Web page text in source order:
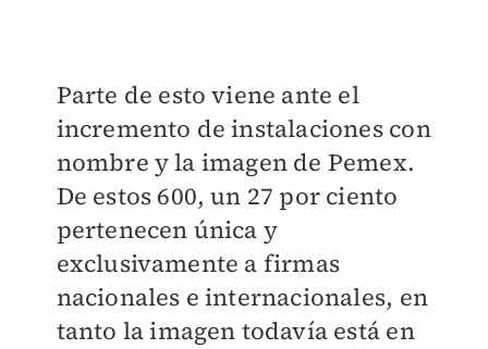
Parte de esto viene ante el
incremento de instalaciones con
nombre y la imagen de Pemex.
De estos 600, un 27 por ciento
pertenecen única y
exclusivamente a firmas
nacionales e internacionales, en
tanto la imagen todavía está en